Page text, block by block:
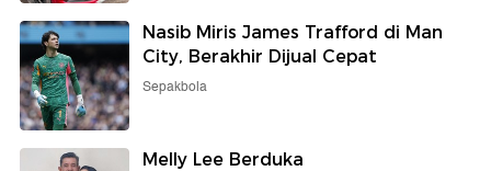
Nasib Miris James Trafford di Man
City, Berakhir Dijual Cepat
Sepakbola
Melly Lee Berduka